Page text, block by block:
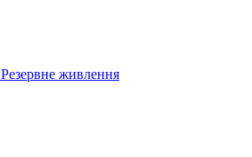
Резервне живлення